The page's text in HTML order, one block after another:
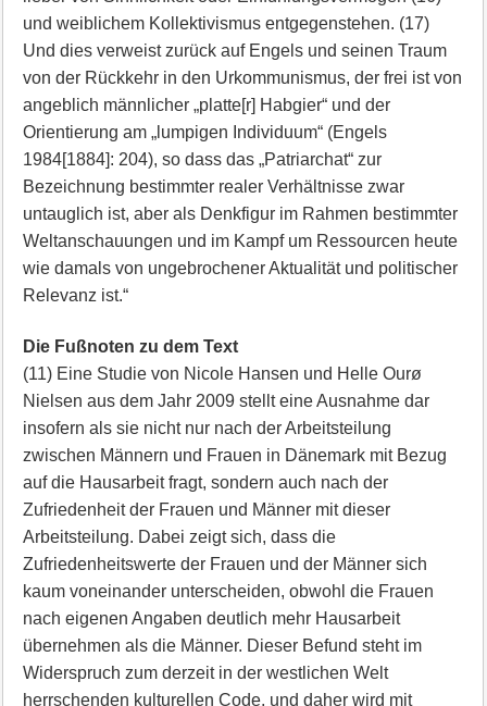
und weiblichem Kollektivismus entgegenstehen. (17)
Und dies verweist zurück auf Engels und seinen Traum
von der Rückkehr in den Urkommunismus, der frei ist von
angeblich männlicher „platte[r] Habgier“ und der
Orientierung am „lumpigen Individuum“ (Engels
1984[1884]: 204), so dass das „Patriarchat“ zur
Bezeichnung bestimmter realer Verhältnisse zwar
untauglich ist, aber als Denkfigur im Rahmen bestimmter
Weltanschauungen und im Kampf um Ressourcen heute
wie damals von ungebrochener Aktualität und politischer
Relevanz ist.“
Die Fußnoten zu dem Text
(11) Eine Studie von Nicole Hansen und Helle Ourø
Nielsen aus dem Jahr 2009 stellt eine Ausnahme dar
insofern als sie nicht nur nach der Arbeitsteilung
zwischen Männern und Frauen in Dänemark mit Bezug
auf die Hausarbeit fragt, sondern auch nach der
Zufriedenheit der Frauen und Männer mit dieser
Arbeitsteilung. Dabei zeigt sich, dass die
Zufriedenheitswerte der Frauen und der Männer sich
kaum voneinander unterscheiden, obwohl die Frauen
nach eigenen Angaben deutlich mehr Hausarbeit
übernehmen als die Männer. Dieser Befund steht im
Widerspruch zum derzeit in der westlichen Welt
herrschenden kulturellen Code, und daher wird mit